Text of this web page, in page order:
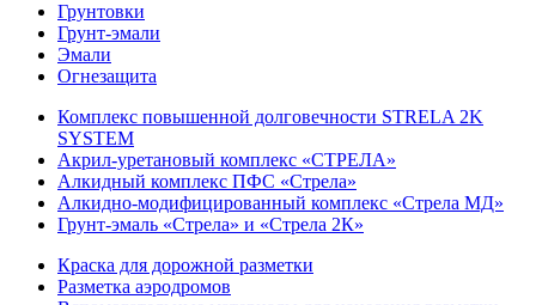
Грунтовки
Грунт-эмали
Эмали
Огнезащита
Комплекс повышенной долговечности STRELA 2K
SYSTEM
Акрил-уретановый комплекс «СТРЕЛА»
Алкидный комплекс ПФС «Стрела»
Алкидно-модифицированный комплекс «Стрела МД»
Грунт-эмаль «Стрела» и «Стрела 2К»
Краска для дорожной разметки
Разметка аэродромов